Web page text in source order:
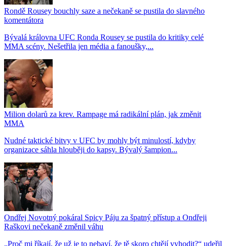
Rondě Rousey bouchly saze a nečekaně se pustila do slavného
komentátora
Bývalá královna UFC Ronda Rousey se pustila do kritiky celé
MMA scény. Nešetřila jen média a fanoušky,...
Milion dolarů za krev. Rampage má radikální plán, jak změnit
MMA
Nudné taktické bitvy v UFC by mohly být minulostí, kdyby
organizace sáhla hlouběji do kapsy. Bývalý šampion...
Ondřej Novotný pokáral Spicy Páju za špatný přístup a Ondřeji
Raškovi nečekaně změnil váhu
„Proč mi říkají, že už je to nebaví, že tě skoro chtějí vyhodit?“ udeřil